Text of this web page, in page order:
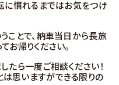
に慣れるまではお気をつけ
ことで、納車当日から長旅
お帰りください。
たら一度ご相談ください！
思いますができる限りの